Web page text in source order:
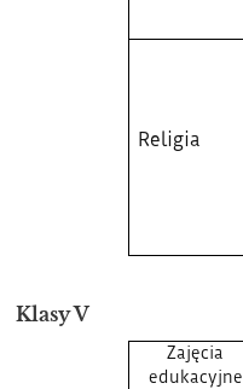
Religia
Klasy V
Zajęcia
edukacyjne